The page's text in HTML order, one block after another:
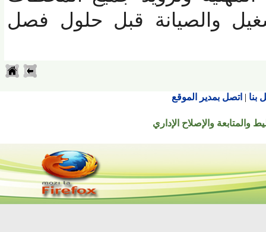
والصيانة قبل حلول فصل
| اتصل بمدير الموقع
والإصلاح الإداري